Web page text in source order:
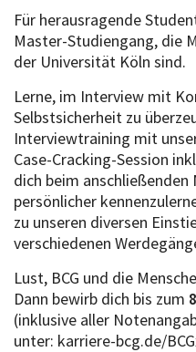
Für herausragende
Master-Studiengang, die
der Universität Köln sind.
Lerne, im Interview mit
Selbstsicherheit zu
Interviewtraining mit
Case-Cracking-Session
dich beim
persönlicher
zu unseren diversen
verschiedenen
Lust, BCG und die
Dann bewirb dich bis zum
(inklusive aller
unter: karriere-bcg.de/